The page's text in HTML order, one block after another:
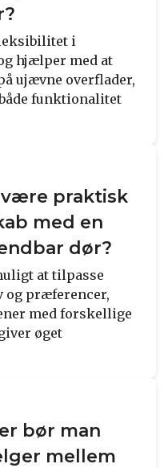
i
hjælper med at
ujævne overflader,
funktionalitet
praktisk
med en
dør?
at tilpasse
og præferencer,
med forskellige
øget
bør man
mellem